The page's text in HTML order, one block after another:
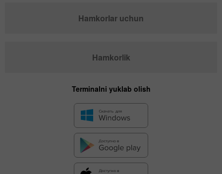
Hamkorlar uchun
Hamkorlik
Terminalni yuklab olish